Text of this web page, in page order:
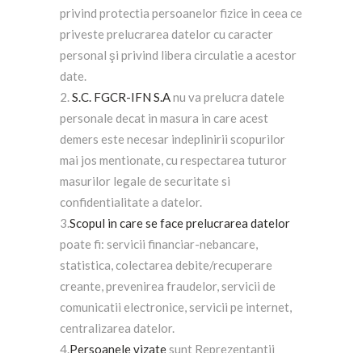
privind protectia persoanelor fizice in ceea ce
priveste prelucrarea datelor cu caracter
personal şi privind libera circulatie a acestor
date.
2.S.C. FGCR-IFN S.Anu va prelucra datele
personale decat in masura in care acest
demers este necesar indeplinirii scopurilor
mai jos mentionate, cu respectarea tuturor
masurilor legale de securitate si
confidentialitate a datelor.
3.Scopul in care se face prelucrarea datelor
poate fi: servicii financiar-nebancare,
statistica, colectarea debite/recuperare
creante, prevenirea fraudelor, servicii de
comunicatii electronice, servicii pe internet,
centralizarea datelor.
4.Persoanele vizatesunt Reprezentantii